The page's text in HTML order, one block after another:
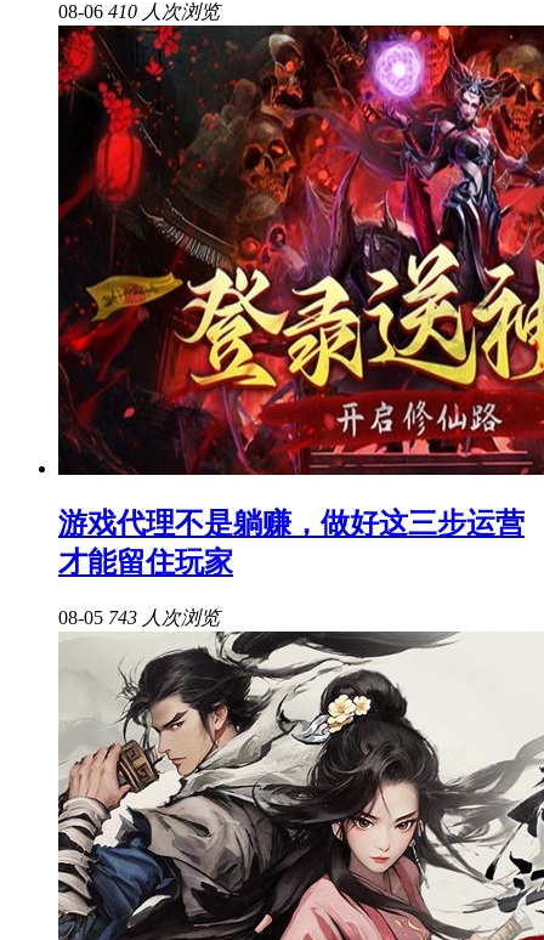
08-06 410 人次浏览
游戏代理不是躺赚，做好这三步运营
才能留住玩家
08-05 743 人次浏览